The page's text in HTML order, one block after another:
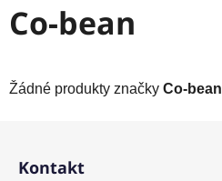
Co-bean
Žádné produkty značky Co-bean
Kontakt